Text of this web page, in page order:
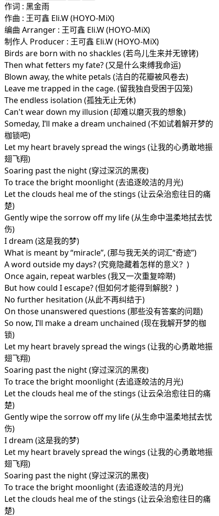
作词 : 黑金雨
作曲 : 王可鑫 Eli.W (HOYO-MiX)
编曲 Arranger : 王可鑫 Eli.W (HOYO-MiX)
制作人 Producer : 王可鑫 Eli.W (HOYO-MiX)
Birds are born with no shackles (若鸟儿生来并无镣铐)
Then what fetters my fate? (又是什么束缚我命运)
Blown away, the white petals (洁白的花瓣被风卷去)
Leave me trapped in the cage. (留我独自受困于囚笼)
The endless isolation (孤独无止无休)
Can't wear down my illusion (却难以磨灭我的想象)
Someday, I’ll make a dream unchained (不如试着解开梦的
枷锁吧)
Let my heart bravely spread the wings (让我的心勇敢地振
翅飞翔)
Soaring past the night (穿过深沉的黑夜)
To trace the bright moonlight (去追逐皎洁的月光)
Let the clouds heal me of the stings (让云朵治愈往日的痛
楚)
Gently wipe the sorrow off my life (从生命中温柔地拭去忧
伤)
I dream (这是我的梦)
What is meant by “miracle”, (那与我无关的词汇“奇迹”)
A word outside my days? (究竟隐藏着怎样的意义？)
Once again, repeat warbles (我又一次重复啼啭)
But how could I escape? (但如何才能得到解脱？)
No further hesitation (从此不再纠结于)
On those unanswered questions (那些没有答案的问题)
So now, I’ll make a dream unchained (现在我解开梦的枷
锁)
Let my heart bravely spread the wings (让我的心勇敢地振
翅飞翔)
Soaring past the night (穿过深沉的黑夜)
To trace the bright moonlight (去追逐皎洁的月光)
Let the clouds heal me of the stings (让云朵治愈往日的痛
楚)
Gently wipe the sorrow off my life (从生命中温柔地拭去忧
伤)
I dream (这是我的梦)
Let my heart bravely spread the wings (让我的心勇敢地振
翅飞翔)
Soaring past the night (穿过深沉的黑夜)
To trace the bright moonlight (去追逐皎洁的月光)
Let the clouds heal me of the stings (让云朵治愈往日的痛
楚)